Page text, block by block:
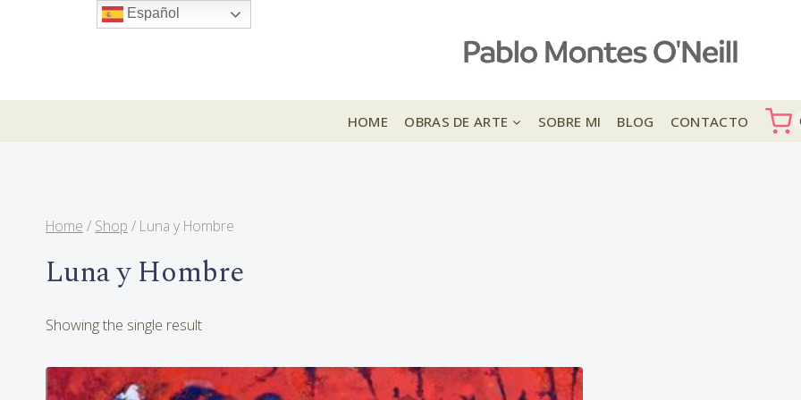
HOME OBRAS DE ARTE SOBRE MI BLOG CONTACTO
Home / Shop / Luna y Hombre
Luna y Hombre
Showing the single result
Español